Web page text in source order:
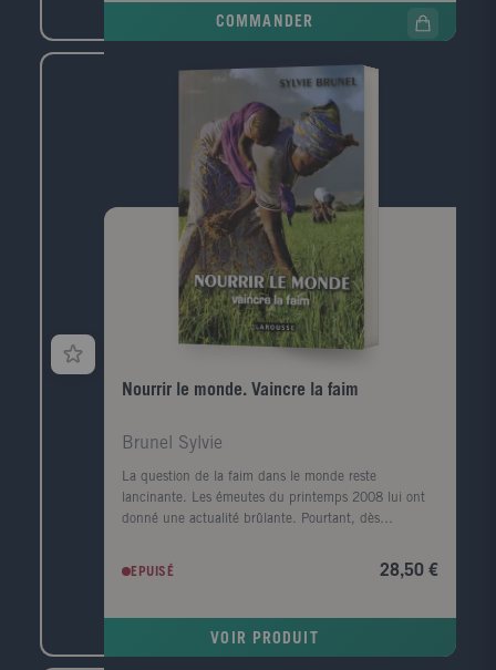
avec en moyenne 4 chansons par année. Un index
supplémentaires couvrent la période 1996-1999, avec
une dizaine de nouvelles chansons (Zazie, Garou,
Brigitte Fontaine, etc.) Public: Public familial pour
retrouver ensemble les grands succès de plusieurs
COMMANDER
Nourrir le monde. Vaincre la faim
Brunel Sylvie
La question de la faim dans le monde reste
lancinante. Les émeutes du printemps 2008 lui ont
donné une actualité brûlante. Pourtant, dès
récoltes et la crise financière des pays riches faisaient
de nouveau passer au second plan le scandale de la
production alimentaire. Que les récoltes soient
EPUISÉ 28,50 €
VOIR PRODUIT